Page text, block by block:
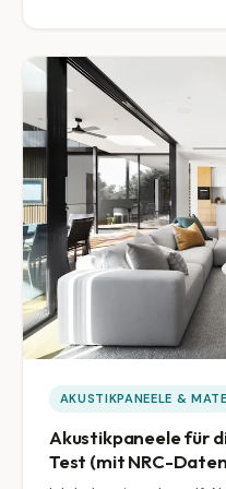
AKUSTIKPANEELE &
Akustikpaneele für
Test (mit NRC-